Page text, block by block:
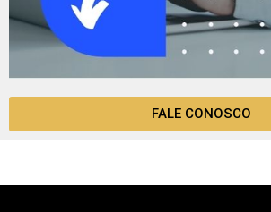
FALE CONOSCO